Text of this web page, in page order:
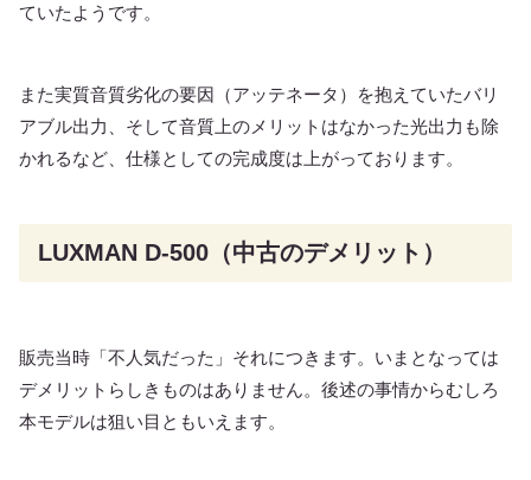
ていたようです。
また実質音質劣化の要因（アッテネータ）を抱えていたバリ
アブル出力、そして音質上のメリットはなかった光出力も除
かれるなど、仕様としての完成度は上がっております。
LUXMAN D-500（中古のデメリット）
販売当時「不人気だった」それにつきます。いまとなっては
デメリットらしきものはありません。後述の事情からむしろ
本モデルは狙い目ともいえます。